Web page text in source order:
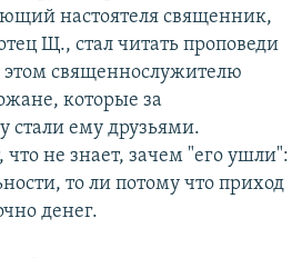
настоятеля священник,
Щ., стал читать проповеди
священнослужителю
которые за
стали ему друзьями.
не знает, зачем "его ушли":
то ли потому что приход
денег.